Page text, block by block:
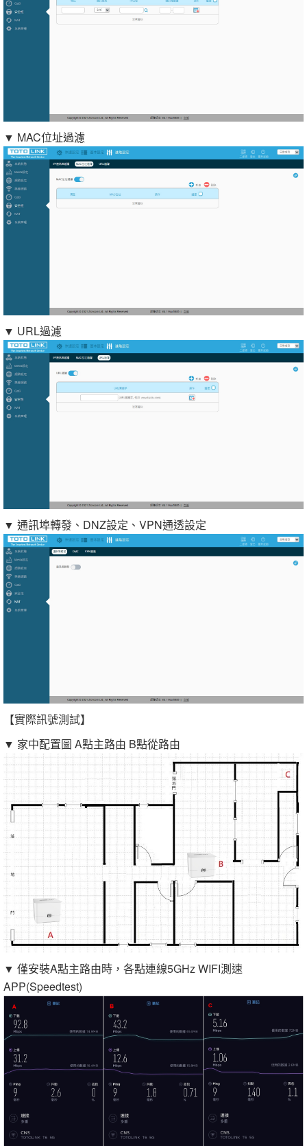
▼ MAC位址過濾
▼ URL過濾
▼ 通訊埠轉發、DNZ設定、VPN通透設定
【實際訊號測試】
▼ 家中配置圖 A點主路由 B點從路由
▼ 僅安裝A點主路由時，各點連線5GHz WIFI測速
APP(Speedtest)